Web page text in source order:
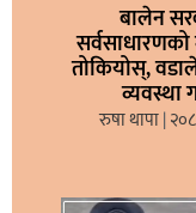
बालेन
तोकियोस्,
व्यवस्था
रुषा थापा